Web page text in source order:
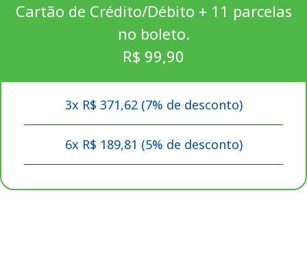
Cartão de Crédito/Débito + 11 parcelas
no boleto.
R$ 99,90
3x R$ 371,62 (7% de desconto)
6x R$ 189,81 (5% de desconto)